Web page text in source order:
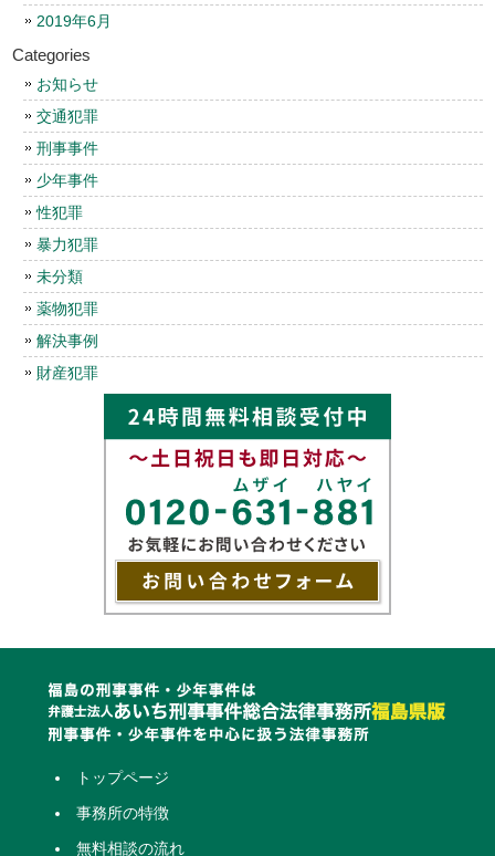
2019年6月
Categories
お知らせ
交通犯罪
刑事事件
少年事件
性犯罪
暴力犯罪
未分類
薬物犯罪
解決事例
財産犯罪
トップページ
事務所の特徴
無料相談の流れ